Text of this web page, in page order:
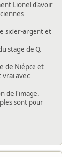
Lionel d'avoir
sider-argent et
stage de Q.
de Niépce et
avec
de l'image.
sont pour